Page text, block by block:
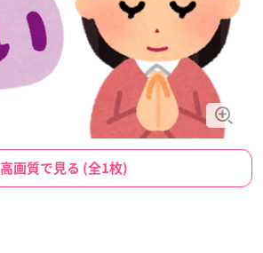
高画質で見る (全1枚)